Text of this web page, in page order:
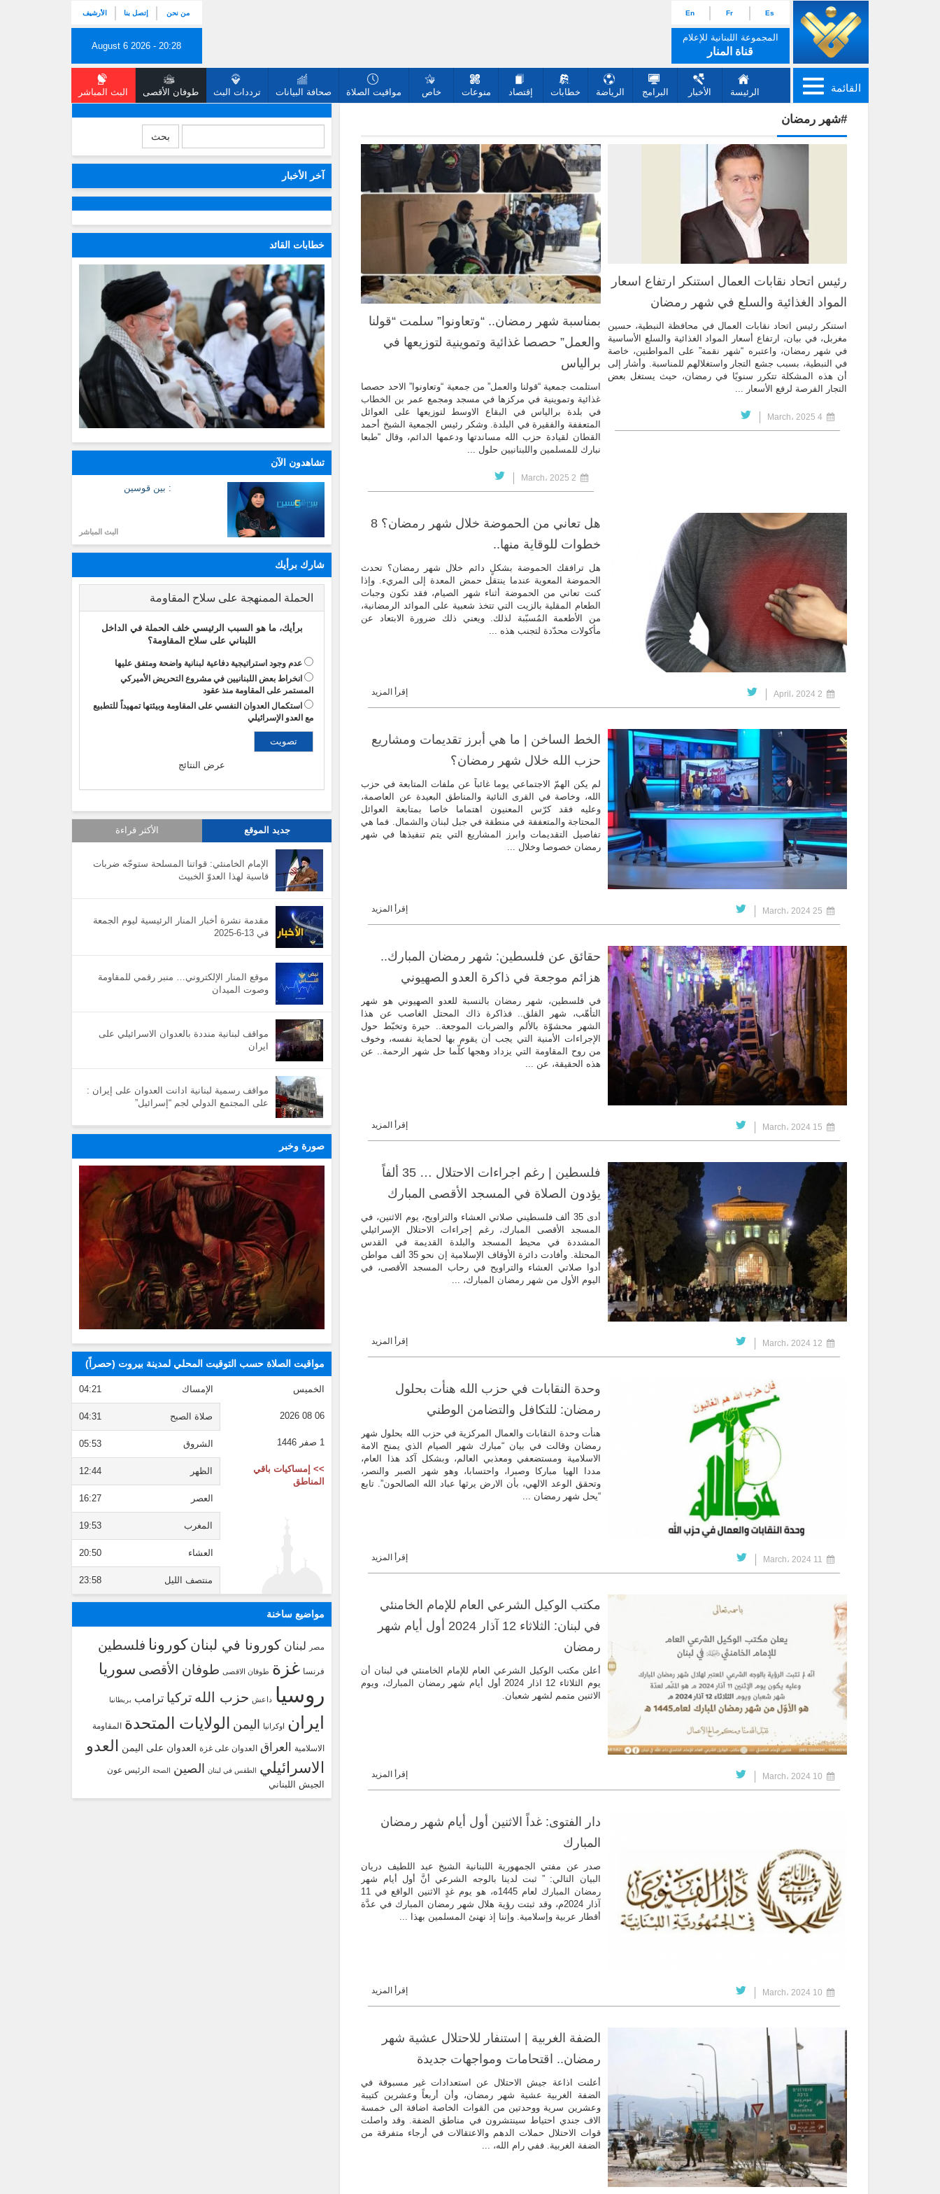
Es
Fr
En
المجموعة اللبنانية للإعلام
قناة المنار
من نحن إتصل بنا الأرشيف
August 6 2026 - 20:28
القائمة الرئيسة الأخبار البرامج الرياضة خطابات إقتصاد منوعات خاص مواقيت الصلاة صحافة البيانات ترددات البث طوفان الأقصى البث المباشر
#شهر رمضان
رئيس اتحاد نقابات العمال استنكر ارتفاع اسعار
المواد الغذائية والسلع في شهر رمضان
استنكر رئيس اتحاد نقابات العمال في محافظة النبطية، حسين
مغربل، في بيان، ارتفاع أسعار المواد الغذائية والسلع الأساسية
في شهر رمضان، واعتبره “شهر نقمة” على المواطنين، خاصة
في النبطية، بسبب جشع التجار واستغلالهم للمناسبة. وأشار إلى
أن هذه المشكلة تتكرر سنويًا في رمضان، حيث يستغل بعض
التجار الفرصة لرفع الأسعار ...
بمناسبة شهر رمضان.. “وتعاونوا” سلمت “قولنا
والعمل” حصصا غذائية وتموينية لتوزيعها في
برالياس
استلمت جمعية “قولنا والعمل” من جمعية “وتعاونوا” الاحد حصصا
غذائية وتموينية في مركزها في مسجد ومجمع عمر بن الخطاب
في بلدة برالياس في البقاع الاوسط لتوزيعها على العوائل
المتعففة والفقيرة في البلدة. وشكر رئيس الجمعية الشيخ أحمد
القطان لقيادة حزب الله مساندتها ودعمها الدائم، وقال “طبعا
نبارك للمسلمين واللبنانيين حلول ...
هل تعاني من الحموضة خلال شهر رمضان؟ 8
خطوات للوقاية منها..
هل ترافقك الحموضة بشكلٍ دائم خلال شهر رمضان؟ تحدث
الحموضة المعوية عندما ينتقل حمض المعدة إلى المريء. وإذا
كنت تعاني من الحموضة أثناء شهر الصيام، فقد تكون وجبات
الطعام المقلية بالزيت التي تتخذ شعبية على الموائد الرمضانية،
من الأطعمة المُسبّبة لذلك. ويعني ذلك ضرورة الابتعاد عن
مأكولات محدّدة لتجنب هذه ...
إقرأ المزيد
الخط الساخن | ما هي أبرز تقديمات ومشاريع
حزب الله خلال شهر رمضان؟
لم يكن الهمّ الاجتماعي يوما غائباً عن ملفات المتابعة في حزب
الله، وخاصة في القرى النائية والمناطق البعيدة عن العاصمة،
وعليه فقد كرّس المعنيون اهتماما خاصا بمتابعة العوائل
المحتاجة والمتعففة في منطقة في جبل لبنان والشمال. فما هي
تفاصيل التقديمات وابرز المشاريع التي يتم تنفيذها في شهر
رمضان خصوصا وخلال ...
إقرأ المزيد
حقائق عن فلسطين: شهر رمضان المبارك..
هزائم موجعة في ذاكرة العدو الصهيوني
في فلسطين، شهر رمضان بالنسبة للعدو الصهيوني هو شهر
التأهّب، شهر القلق.. فذاكرة ذاك المحتل الغاصب عن هذا
الشهر محشوّة بالألم والضربات الموجعة.. حيرة وتخبّط حول
الإجراءات الأمنية التي يجب أن يقوم بها لحماية نفسه، وخوف
من روح المقاومة التي يزداد وهجها كلّما حل شهر الرحمة.. عن
هذه الحقيقة، عن ...
إقرأ المزيد
فلسطين | رغم اجراءات الاحتلال … 35 ألفاً
يؤدون الصلاة في المسجد الأقصى المبارك
أدى 35 ألف فلسطيني صلاتي العشاء والتراويح، يوم الاثنين، في
المسجد الأقصى المبارك، رغم إجراءات الاحتلال الإسرائيلي
المشددة في محيط المسجد والبلدة القديمة في القدس
المحتلة. وأفادت دائرة الأوقاف الإسلامية إن نحو 35 ألف مواطن
أدوا صلاتي العشاء والتراويح في رحاب المسجد الأقصى، في
اليوم الأول من شهر رمضان المبارك، ...
إقرأ المزيد
وحدة النقابات في حزب الله هنأت بحلول
رمضان: للتكافل والتضامن الوطني
هنأت وحدة النقابات والعمال المركزية في حزب الله بحلول شهر
رمضان وقالت في بيان “مبارك شهر الصيام الذي يمنح الامة
الاسلامية ومستضعفي ومعذبي العالم، وبشكل آكد هذا العام،
مددا الهيا مباركا وصبرا، واحتسابا، وهو شهر الصبر والنصر،
وتحقق الوعد الالهي، بأن الارض يرثها عباد الله الصالحون”. تابع
“يحل شهر رمضان ...
إقرأ المزيد
مكتب الوكيل الشرعي العام للإمام الخامنئي
في لبنان: الثلاثاء 12 آذار 2024 أول أيام شهر
رمضان
أعلن مكتب الوكيل الشرعي العام للإمام الخامنئي في لبنان أن
يوم الثلاثاء 12 اذار 2024 أول أيام شهر رمضان المبارك، ويوم
الاثنين متمم لشهر شعبان.
إقرأ المزيد
دار الفتوى: غداً الاثنين أول أيام شهر رمضان
المبارك
صدر عن مفتي الجمهورية اللبنانية الشيخ عبد اللطيف دريان
البيان التالي: ” ثبت لدينا بالوجه الشرعي أنَّ أول أيام شهر
رمضان المبارك لعام 1445ه، هو يوم غدٍ الاثنين الواقع في 11
آذار 2024م، وقد ثبتت رؤية هلال شهر رمضان المبارك في عدَّة
أقطار عربية وإسلامية. وإننا إذ نهنئ المسلمين بهذا ...
إقرأ المزيد
الضفة الغربية | استنفار للاحتلال عشية شهر
رمضان.. اقتحامات ومواجهات جديدة
أعلنت اذاعة جيش الاحتلال عن استعدادات غير مسبوقة في
الضفة الغربية عشية شهر رمضان، وأن أربعاً وعشرين كتيبة
وعشرين سرية ووحدتين من القوات الخاصة اضافة الى خمسة
الاف جندي احتياط سينتشرون في مناطق الضفة. وقد واصلت
قوات الاحتلال حملات الدهم والاعتقالات في أرجاء متفرقة من
الضفة الغربية. ففي رام الله، ...
بحث
آخر الأخبار
خطابات القائد
تشاهدون الآن
: بين قوسين
البث المباشر
شارك برأيك
الحملة الممنهجة على سلاح المقاومة
برأيك، ما هو السبب الرئيسي خلف الحملة في الداخل
اللبناني على سلاح المقاومة؟
عدم وجود استراتيجية دفاعية لبنانية واضحة ومتفق عليها
انخراط بعض اللبنانيين في مشروع التحريض الأميركي
المستمر على المقاومة منذ عقود
استكمال العدوان النفسي على المقاومة وبيئتها تمهيداً للتطبيع
مع العدو الإسرائيلي
عرض النتائج
جديد الموقع الأكثر قراءة
الإمام الخامنئي: قواتنا المسلحة ستوجّه ضربات
قاسية لهذا العدوّ الخبيث
مقدمة نشرة أخبار المنار الرئيسية ليوم الجمعة
في 13-6-2025
موقع المنار الإلكتروني… منبر رقمي للمقاومة
وصوت الميدان
مواقف لبنانية منددة بالعدوان الاسرائيلي على
ايران
مواقف رسمية لبنانية ادانت العدوان على إيران :
على المجتمع الدولي لجم “إسرائيل”
صورة وخبر
مواقيت الصلاة حسب التوقيت المحلي لمدينة بيروت (حصراً)
الخميس
06 08 2026
1 صفر 1446
>> إمساكيات باقي
المناطق
الإمساك 04:21
صلاة الصبح 04:31
الشروق 05:53
الظهر 12:44
العصر 16:27
المغرب 19:53
العشاء 20:50
منتصف الليل 23:58
مواضيع ساخنة
مصر لبنان كورونا في لبنان كورونا فلسطين
فرنسا غزة طوفان الاقصى طوفان الأقصى سوريا
روسيا داعش حزب الله تركيا ترامب بريطانيا
ايران اوكرانيا اليمن الولايات المتحدة المقاومة
الاسلامية العراق العدوان على غزة العدوان على اليمن العدو
الاسرائيلي الطقس في لبنان الصين الصحة الرئيس عون
الجيش اللبناني